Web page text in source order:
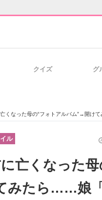
クイズ グ
なった母の“フォトアルバム”→開けてみたら……
ル
亡くなった
みたら……娘